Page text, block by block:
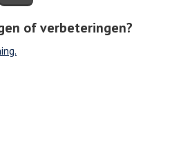
of verbeteringen?